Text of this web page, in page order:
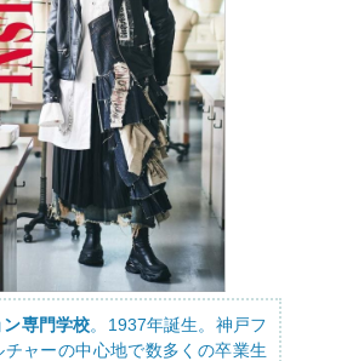
専門学校。1937年誕生。神戸フ
チャーの中心地で数多くの卒業生